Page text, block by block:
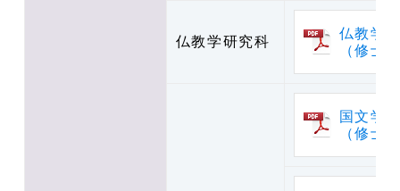
仏教学研究科
仏教学
（修士
国文学
（修士